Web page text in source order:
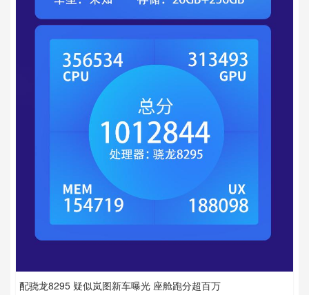
配骁龙8295 疑似岚图新车曝光 座舱跑分超百万